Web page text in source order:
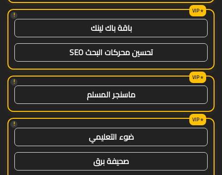
!
باقة باك لينك
تحسين محركات البحث SEO
!
ماسنجر المسلم
!
ضوء التعليمي
صحيفة برق